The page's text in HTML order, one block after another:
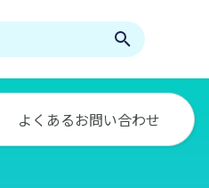
よくあるお問い合わせ